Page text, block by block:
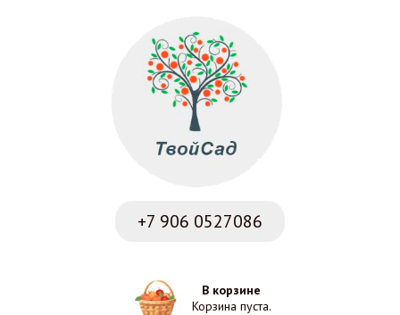
+7 906 0527086
В корзине
Корзина пуста.